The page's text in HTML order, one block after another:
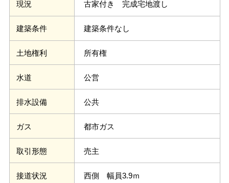
現況 古家付き 完成宅地渡し
建築条件 建築条件なし
土地権利 所有権
水道 公営
排水設備 公共
ガス 都市ガス
取引形態 売主
接道状況 西側 幅員3.9ｍ